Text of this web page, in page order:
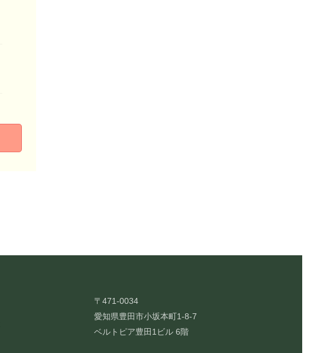
〒471-0034
愛知県豊田市小坂本町1-8-7
ベルトピア豊田1ビル 6階